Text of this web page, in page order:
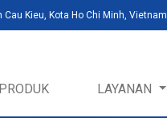
Kieu, Kota Ho Chi Minh, Vietnam
PRODUK LAYANAN